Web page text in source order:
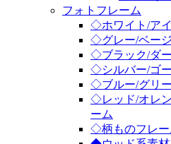
フォトフレーム
◇ホワイト/ア
◇グレー/ベー
◇ブラック/ダ
◇シルバー/ゴ
◇ブルー/グリ
◇レッド/オレ
ーム
◇柄ものフレー